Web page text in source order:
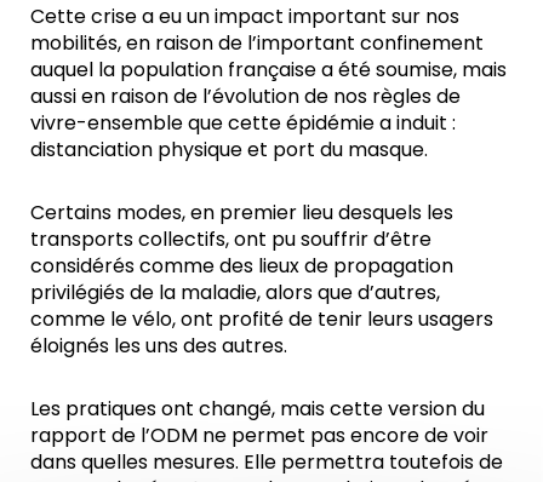
Cette crise a eu un impact important sur nos
mobilités, en raison de l’important confinement
auquel la population française a été soumise, mais
aussi en raison de l’évolution de nos règles de
vivre-ensemble que cette épidémie a induit :
distanciation physique et port du masque.
Certains modes, en premier lieu desquels les
transports collectifs, ont pu souffrir d’être
considérés comme des lieux de propagation
privilégiés de la maladie, alors que d’autres,
comme le vélo, ont profité de tenir leurs usagers
éloignés les uns des autres.
Les pratiques ont changé, mais cette version du
rapport de l’ODM ne permet pas encore de voir
dans quelles mesures. Elle permettra toutefois de